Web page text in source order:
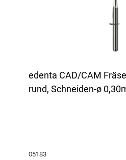
edenta CAD/CAM
rund, Schneiden-ø
05183